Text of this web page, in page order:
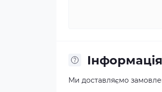
Iнформація
Ми доставляємо